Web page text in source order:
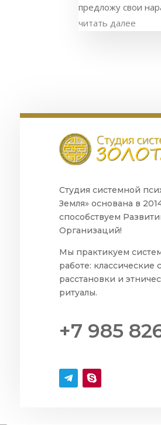
предложу свои
читать далее
Студия системной
Земля» основана в
способствуем
Организаций!
Мы практикуем
работе:
расстановки и
ритуалы.
+7 985